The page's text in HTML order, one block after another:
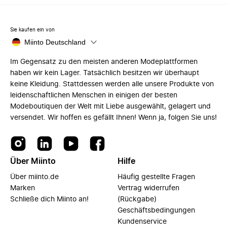
Sie kaufen ein von
Miinto Deutschland
Im Gegensatz zu den meisten anderen Modeplattformen
haben wir kein Lager. Tatsächlich besitzen wir überhaupt
keine Kleidung. Stattdessen werden alle unsere Produkte von
leidenschaftlichen Menschen in einigen der besten
Modeboutiquen der Welt mit Liebe ausgewählt, gelagert und
versendet. Wir hoffen es gefällt Ihnen! Wenn ja, folgen Sie uns!
Über Miinto
Über miinto.de
Marken
Schließe dich Miinto an!
Hilfe
Häufig gestellte Fragen
Vertrag widerrufen
(Rückgabe)
Geschäftsbedingungen
Kundenservice